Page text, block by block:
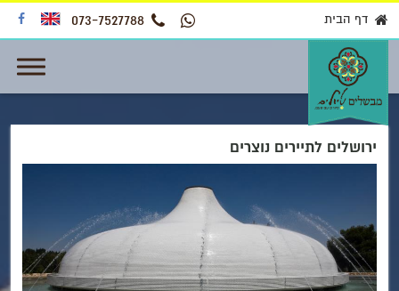
דף הבית 073-7527788
ירושלים לתיירים נוצרים